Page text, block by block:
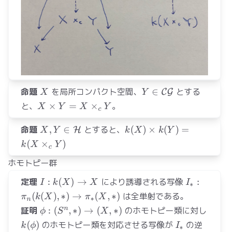
命題 X
X を局所コンパクト空間、 Y\in\mathcal{CG}
Y ∈ CGとする
と、
X\times
Y =
X\times_c
Y
X × Y = X × c Y 。
命題 X,Y\in\mathcal{H}
X , Y ∈ H とすると、 k(X)\times
k(X ) × k(Y ) =
k(X ×c Y )
ホモトピー群
定理 I:
k(X)\to
X
I : k(X ) → X により誘導される写像 I∗ :
πn (k(X ), ∗) → π∗(X , ∗) は全単射である。
証明 \phi
ϕ : (Sn, ∗) → (X , ∗) のホモトピー類に対し
k(\phi)
k(ϕ) のホモトピー類を対応させる写像が I_*
I∗ の逆